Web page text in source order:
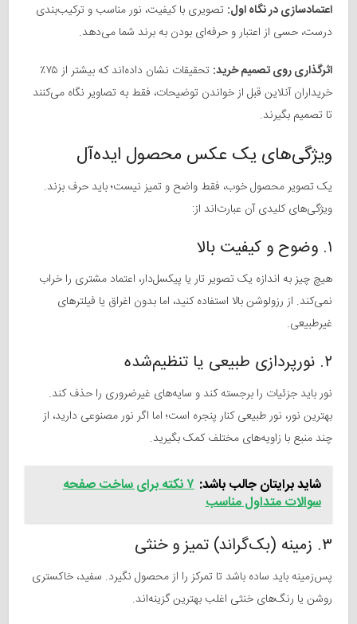
اعتمادسازی در نگاه اول: تصویری با کیفیت، نور مناسب و ترکیب‌بندی
درست، حسی از اعتبار و حرفه‌ای بودن به برند شما می‌دهد.
اثرگذاری روی تصمیم خرید:
تحقیقات نشان داده‌اند که بیشتر از ۷۵٪
خریداران آنلاین قبل از خواندن توضیحات، فقط به تصاویر نگاه می‌کنند
تا تصمیم بگیرند.
ویژگی‌های یک عکس محصول ایده‌آل
یک تصویر محصول خوب، فقط واضح و تمیز نیست؛ باید حرف بزند.
ویژگی‌های کلیدی آن عبارت‌اند از:
۱. وضوح و کیفیت بالا
هیچ چیز به اندازه یک تصویر تار یا پیکسل‌دار، اعتماد مشتری را خراب
نمی‌کند. از رزولوشن بالا استفاده کنید، اما بدون اغراق یا فیلترهای
غیرطبیعی.
۲. نورپردازی طبیعی یا تنظیم‌شده
نور باید جزئیات را برجسته کند و سایه‌های غیرضروری را حذف کند.
بهترین نور، نور طبیعی کنار پنجره است؛ اما اگر نور مصنوعی دارید، از
چند منبع با زاویه‌های مختلف کمک بگیرید.
شاید برایتان جالب باشد:
۷ نکته برای ساخت صفحه
سوالات متداول مناسب
۳. زمینه (بک‌گراند) تمیز و خنثی
پس‌زمینه باید ساده باشد تا تمرکز را از محصول نگیرد. سفید، خاکستری
روشن یا رنگ‌های خنثی اغلب بهترین گزینه‌اند.